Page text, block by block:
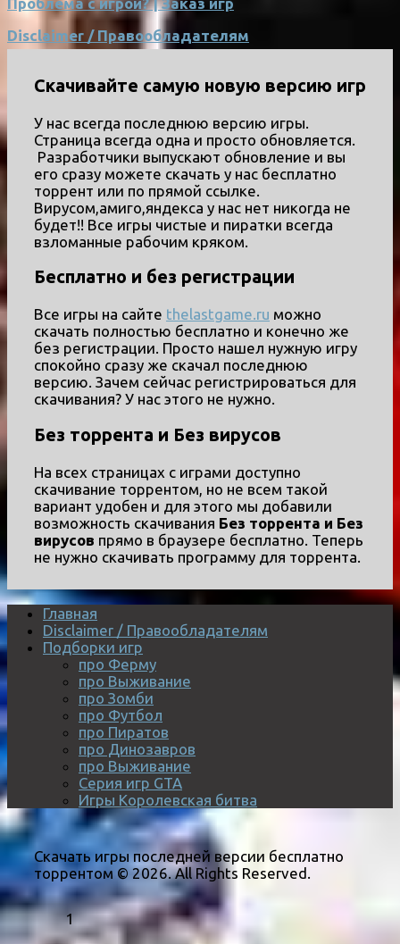
Disclaimer / Правообладателям
Скачивайте самую новую версию игр
У нас всегда последнюю версию игры.
Страница всегда одна и просто обновляется.
Разработчики выпускают обновление и вы
его сразу можете скачать у нас бесплатно
торрент или по прямой ссылке.
Вирусом,амиго,яндекса у нас нет никогда не
будет!! Все игры чистые и пиратки всегда
взломанные рабочим кряком.
Бесплатно и без регистрации
Все игры на сайте thelastgame.ru можно
скачать полностью бесплатно и конечно же
без регистрации. Просто нашел нужную игру
спокойно сразу же скачал последнюю
версию. Зачем сейчас регистрироваться для
скачивания? У нас этого не нужно.
Без торрента и Без вирусов
На всех страницах с играми доступно
скачивание торрентом, но не всем такой
вариант удобен и для этого мы добавили
возможность скачивания Без торрента и Без
вирусов прямо в браузере бесплатно. Теперь
не нужно скачивать программу для торрента.
Главная
Disclaimer / Правообладателям
Подборки игр
про Ферму
про Выживание
про Зомби
про Футбол
про Пиратов
про Динозавров
про Выживание
Серия игр GTA
Игры Королевская битва
Скачать игры последней версии бесплатно
торрентом © 2026. All Rights Reserved.
1